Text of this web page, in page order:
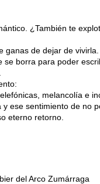
¿También te
ganas de dejar de vivirla.
borra para poder
melancolía e
ese sentimiento de no
eterno retorno.
del Arco Zumárraga